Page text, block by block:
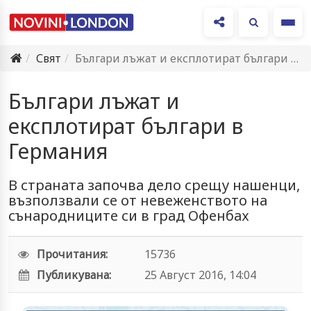
Свят
Българи лъжат и експлотират българи в Германия
Българи лъжат и
експлотират българи в
Германия
В страната започва дело срещу нашенци,
възползвали се от невеженството на
сънародниците си в град Офенбах
Прочитания:
15736
Публикувана:
25 Август 2016, 14:04